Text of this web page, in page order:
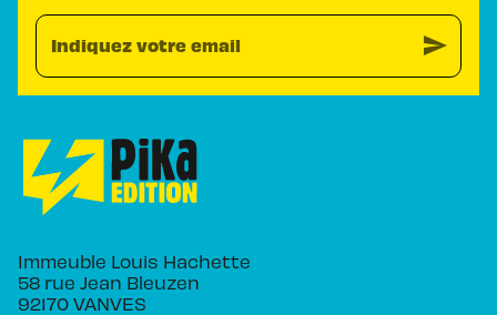
Indiquez votre email send
Immeuble Louis Hachette
58 rue Jean Bleuzen
92170 VANVES